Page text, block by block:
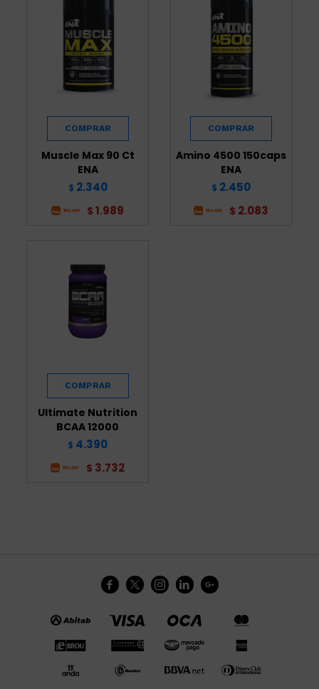
Muscle Max 90 Ct
ENA
$ 2.340
$ 1.989
Amino 4500 150caps
ENA
$ 2.450
$ 2.083
Ultimate Nutrition
BCAA 12000
$ 4.390
$ 3.732
    